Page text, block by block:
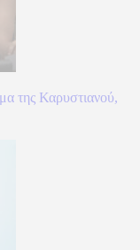
της Καρυστιανού,